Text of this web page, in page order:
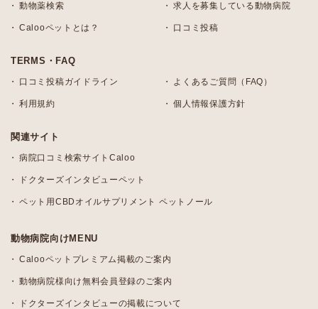
動物薬検索 求人を募集している動物病院
Calooペットとは？ 口コミ投稿
TERMS・FAQ
口コミ投稿ガイドライン よくあるご質問（FAQ）
利用規約 個人情報保護方針
関連サイト
病院口コミ検索サイトCaloo
ドクターズインタビューペット
ペット用CBDオイルサプリメント ペットノール
動物病院向けMENU
Calooペットプレミアム掲載のご案内
動物病院様向け無料会員登録のご案内
ドクターズインタビューの掲載について